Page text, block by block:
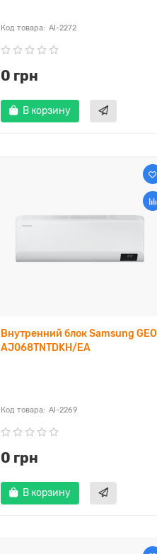
AI-2272
0 грн
В корзину
Внутренний блок Samsung GEO
AJ068TNTDKH/EA
AI-2269
0 грн
В корзину